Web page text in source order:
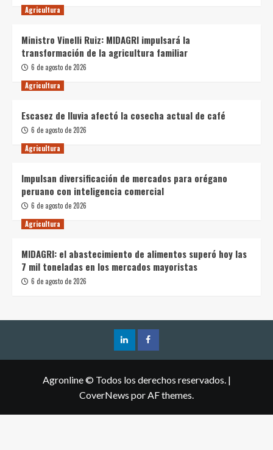
Agricultura
Ministro Vinelli Ruiz: MIDAGRI impulsará la
transformación de la agricultura familiar
6 de agosto de 2026
Agricultura
Escasez de lluvia afectó la cosecha actual de café
6 de agosto de 2026
Agricultura
Impulsan diversificación de mercados para orégano
peruano con inteligencia comercial
6 de agosto de 2026
Agricultura
MIDAGRI: el abastecimiento de alimentos superó hoy las
7 mil toneladas en los mercados mayoristas
6 de agosto de 2026
Agronline © Todos los derechos reservados. |
CoverNews por AF themes.